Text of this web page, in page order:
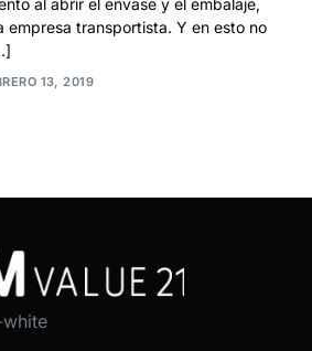
al abrir el envase y el embalaje,
empresa transportista. Y en esto no
13, 2019